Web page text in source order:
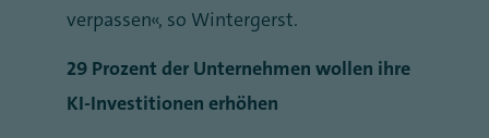
verpassen“, so Wintergerst.
29 Prozent der Unternehmen wollen ihre
KI-Investitionen erhöhen